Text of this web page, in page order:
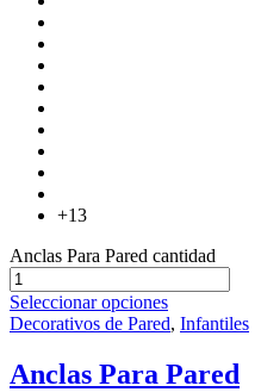
+13
Anclas Para Pared cantidad
Seleccionar opciones
Decorativos de Pared, Infantiles
Anclas Para Pared